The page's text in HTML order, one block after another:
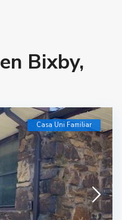
Bixby,
Casa Uni Familiar